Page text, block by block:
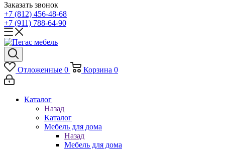
Заказать звонок
+7 (812) 456-48-68
+7 (911) 788-64-90
Отложенные 0 Корзина 0
Каталог
Назад
Каталог
Мебель для дома
Назад
Мебель для дома